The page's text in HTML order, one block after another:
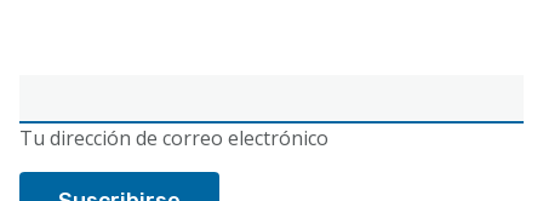
electrónico
Tu dirección de correo electrónico